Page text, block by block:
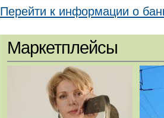
Перейти к информации о
Маркетплейсы